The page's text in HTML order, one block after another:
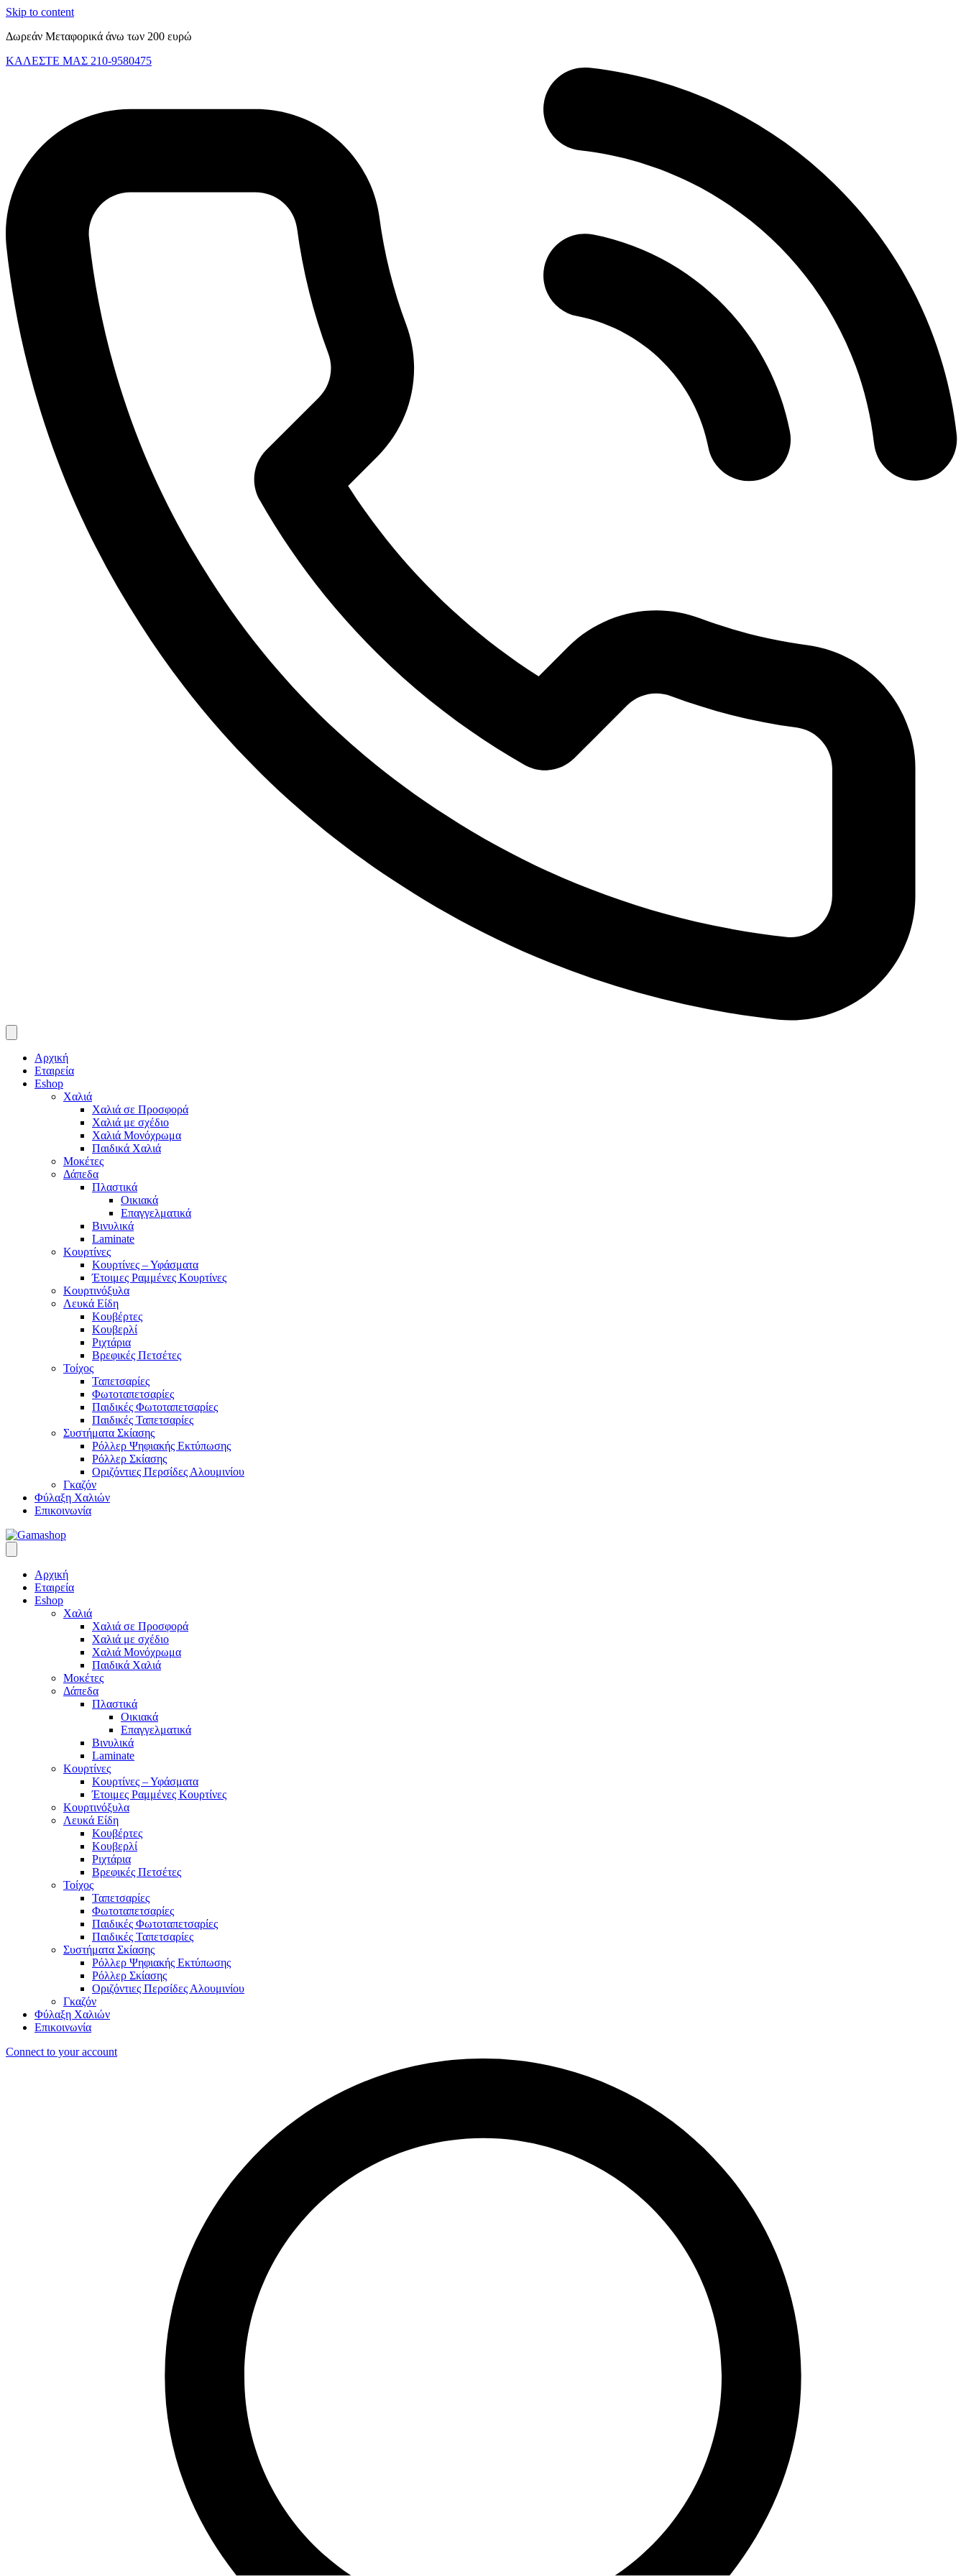
Skip to content
Δωρεάν Μεταφορικά άνω των 200 ευρώ
ΚΑΛΕΣΤΕ ΜΑΣ 210-9580475
Αρχική
Εταιρεία
Eshop
Χαλιά
Χαλιά σε Προσφορά
Χαλιά με σχέδιο
Χαλιά Μονόχρωμα
Παιδικά Χαλιά
Μοκέτες
Δάπεδα
Πλαστικά
Οικιακά
Επαγγελματικά
Βινυλικά
Laminate
Κουρτίνες
Κουρτίνες – Υφάσματα
Έτοιμες Ραμμένες Κουρτίνες
Κουρτινόξυλα
Λευκά Είδη
Κουβέρτες
Κουβερλί
Ριχτάρια
Βρεφικές Πετσέτες
Τοίχος
Ταπετσαρίες
Φωτοταπετσαρίες
Παιδικές Φωτοταπετσαρίες
Παιδικές Ταπετσαρίες
Συστήματα Σκίασης
Ρόλλερ Ψηφιακής Εκτύπωσης
Ρόλλερ Σκίασης
Οριζόντιες Περσίδες Αλουμινίου
Γκαζόν
Φύλαξη Χαλιών
Επικοινωνία
Αρχική
Εταιρεία
Eshop
Χαλιά
Χαλιά σε Προσφορά
Χαλιά με σχέδιο
Χαλιά Μονόχρωμα
Παιδικά Χαλιά
Μοκέτες
Δάπεδα
Πλαστικά
Οικιακά
Επαγγελματικά
Βινυλικά
Laminate
Κουρτίνες
Κουρτίνες – Υφάσματα
Έτοιμες Ραμμένες Κουρτίνες
Κουρτινόξυλα
Λευκά Είδη
Κουβέρτες
Κουβερλί
Ριχτάρια
Βρεφικές Πετσέτες
Τοίχος
Ταπετσαρίες
Φωτοταπετσαρίες
Παιδικές Φωτοταπετσαρίες
Παιδικές Ταπετσαρίες
Συστήματα Σκίασης
Ρόλλερ Ψηφιακής Εκτύπωσης
Ρόλλερ Σκίασης
Οριζόντιες Περσίδες Αλουμινίου
Γκαζόν
Φύλαξη Χαλιών
Επικοινωνία
Connect to your account